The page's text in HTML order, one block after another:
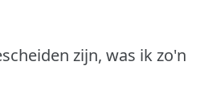
zijn, was ik zo'n